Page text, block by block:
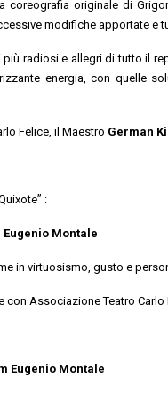
coreografia originale di
modifiche apportate e
radiosi e allegri di tutto il
energia, con quelle
Felice, il Maestro German
:
Eugenio Montale
in virtuosismo, gusto e
Associazione Teatro Carlo
Eugenio Montale